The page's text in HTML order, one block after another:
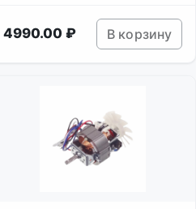
4990.00 ₽ В корзину